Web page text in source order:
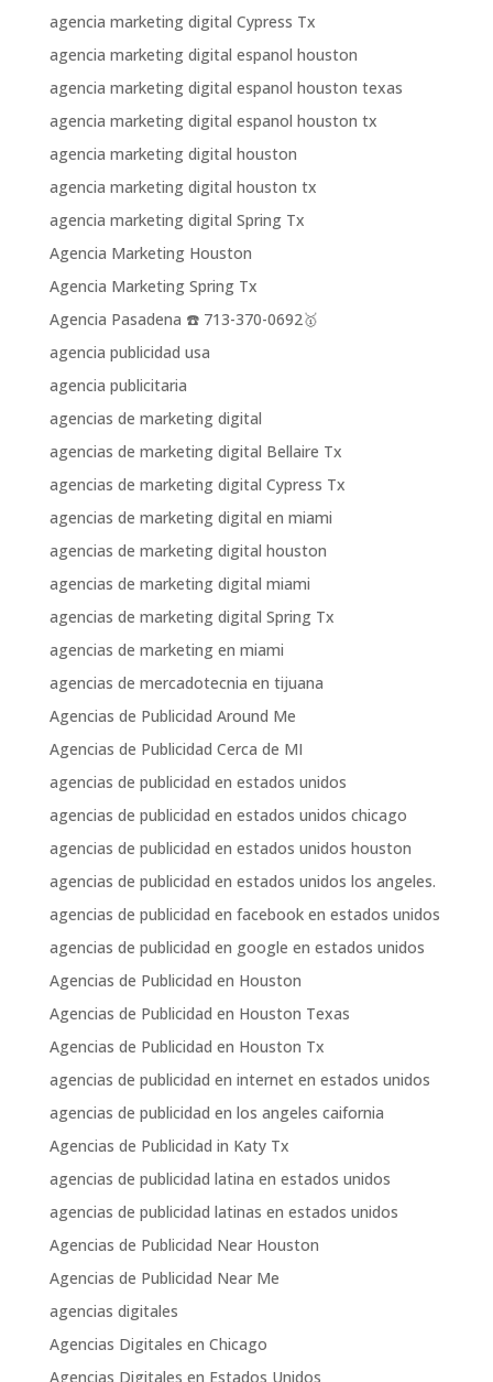
agencia marketing digital Cypress Tx
agencia marketing digital espanol houston
agencia marketing digital espanol houston texas
agencia marketing digital espanol houston tx
agencia marketing digital houston
agencia marketing digital houston tx
agencia marketing digital Spring Tx
Agencia Marketing Houston
Agencia Marketing Spring Tx
Agencia Pasadena ☎️ 713-370-0692🥇
agencia publicidad usa
agencia publicitaria
agencias de marketing digital
agencias de marketing digital Bellaire Tx
agencias de marketing digital Cypress Tx
agencias de marketing digital en miami
agencias de marketing digital houston
agencias de marketing digital miami
agencias de marketing digital Spring Tx
agencias de marketing en miami
agencias de mercadotecnia en tijuana
Agencias de Publicidad Around Me
Agencias de Publicidad Cerca de MI
agencias de publicidad en estados unidos
agencias de publicidad en estados unidos chicago
agencias de publicidad en estados unidos houston
agencias de publicidad en estados unidos los angeles.
agencias de publicidad en facebook en estados unidos
agencias de publicidad en google en estados unidos
Agencias de Publicidad en Houston
Agencias de Publicidad en Houston Texas
Agencias de Publicidad en Houston Tx
agencias de publicidad en internet en estados unidos
agencias de publicidad en los angeles caifornia
Agencias de Publicidad in Katy Tx
agencias de publicidad latina en estados unidos
agencias de publicidad latinas en estados unidos
Agencias de Publicidad Near Houston
Agencias de Publicidad Near Me
agencias digitales
Agencias Digitales en Chicago
Agencias Digitales en Estados Unidos